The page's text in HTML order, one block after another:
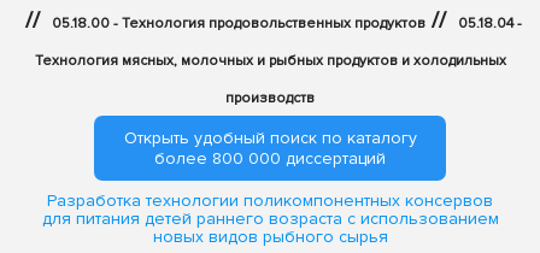
// 05.18.00 - Технология продовольственных продуктов // 05.18.04 -
Технология мясных, молочных и рыбных продуктов и холодильных
производств
Открыть удобный поиск по каталогу
более 800 000 диссертаций
Разработка технологии поликомпонентных консервов
для питания детей раннего возраста с использованием
новых видов рыбного сырья